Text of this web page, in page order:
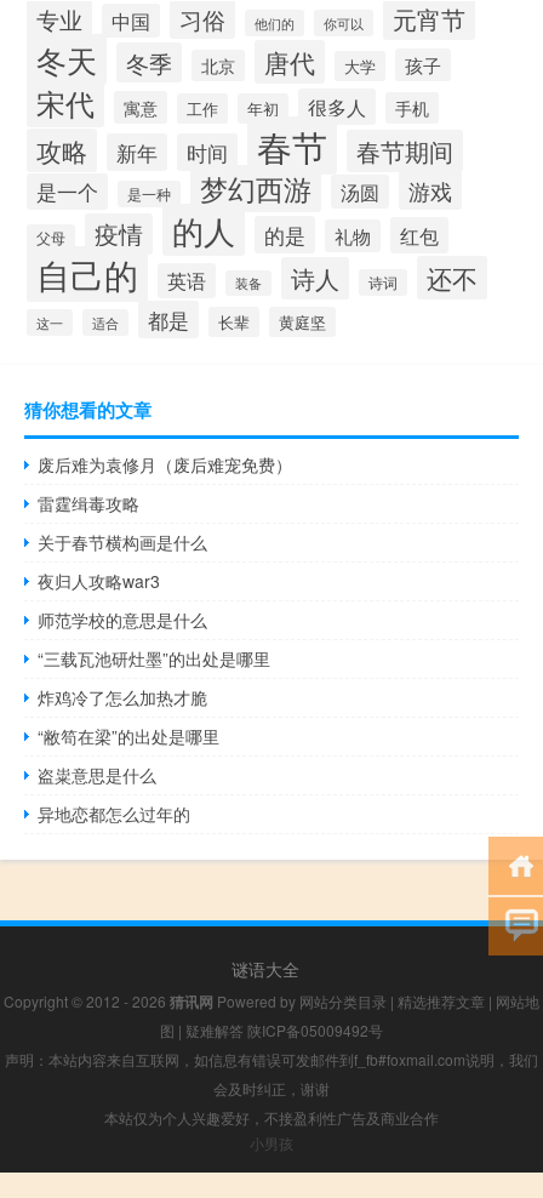
专业 中国 习俗 他们的 你可以 元宵节
冬天 冬季 北京 唐代 大学 孩子
宋代 寓意 工作 年初 很多人 手机
攻略 新年 时间 春节 春节期间
是一个 是一种 梦幻西游 汤圆 游戏
父母 疫情 的人 的是 礼物 红包
自己的 英语 装备 诗人 诗词 还不
这一 适合 都是 长辈 黄庭坚
猜你想看的文章
废后难为袁修月（废后难宠免费）
雷霆缉毒攻略
关于春节横构画是什么
夜归人攻略war3
师范学校的意思是什么
“三载瓦池研灶墨”的出处是哪里
炸鸡冷了怎么加热才脆
“敝笱在梁”的出处是哪里
盗粜意思是什么
异地恋都怎么过年的
谜语大全
Copyright © 2012 - 2026 猜讯网 Powered by 网站分类目录 | 精选推荐文章 | 网站地
图 | 疑难解答 陕ICP备05009492号
声明：本站内容来自互联网，如信息有错误可发邮件到f_fb#foxmail.com说明，我们
会及时纠正，谢谢
本站仅为个人兴趣爱好，不接盈利性广告及商业合作
小男孩